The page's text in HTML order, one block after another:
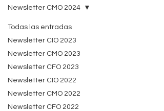
Todas las entradas
Newsletter CIO 2023
Newsletter CMO 2023
Newsletter CFO 2023
Newsletter CIO 2022
Newsletter CMO 2022
Newsletter CFO 2022
Newsletter CMO 2024